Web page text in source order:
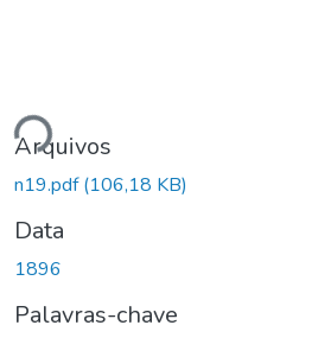
Arquivos
n19.pdf(106,18 KB)
Data
1896
Palavras-chave